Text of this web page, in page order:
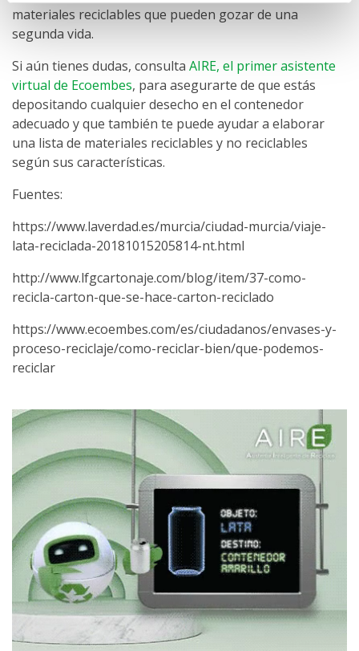
materiales reciclables que pueden gozar de una
segunda vida.
Si aún tienes dudas, consulta AIRE, el primer asistente
virtual de Ecoembes, para asegurarte de que estás
depositando cualquier desecho en el contenedor
adecuado y que también te puede ayudar a elaborar
una lista de materiales reciclables y no reciclables
según sus características.
Fuentes:
https://www.laverdad.es/murcia/ciudad-murcia/viaje-
lata-reciclada-20181015205814-nt.html
http://www.lfgcartonaje.com/blog/item/37-como-
recicla-carton-que-se-hace-carton-reciclado
https://www.ecoembes.com/es/ciudadanos/envases-y-
proceso-reciclaje/como-reciclar-bien/que-podemos-
reciclar